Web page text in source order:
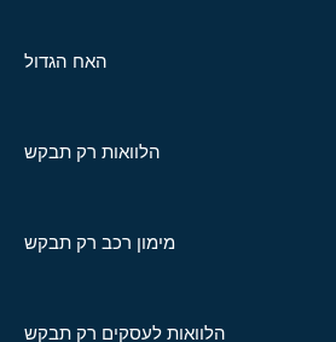
האח הגדול
הלוואות רק תבקש
מימון רכב רק תבקש
הלוואות לעסקים רק תבקש